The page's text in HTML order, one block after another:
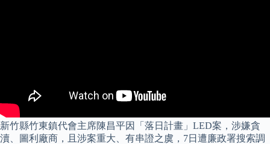
新竹縣竹東鎮代會主席陳昌平因「落日計畫」LED案，涉嫌貪
瀆、圖利廠商，且涉案重大、有串證之虞，7日遭廉政署搜索調